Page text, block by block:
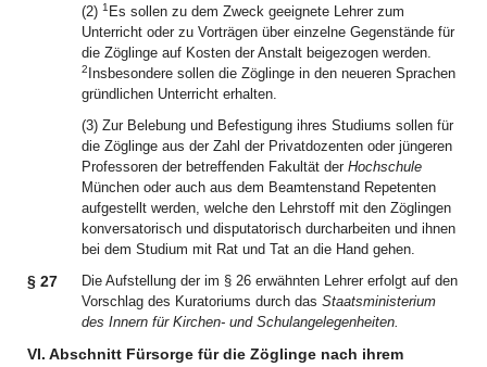
(2) 1 Es sollen zu dem Zweck geeignete Lehrer zum
Unterricht oder zu Vorträgen über einzelne Gegenstände für
die Zöglinge auf Kosten der Anstalt beigezogen werden.
2 Insbesondere sollen die Zöglinge in den neueren Sprachen
gründlichen Unterricht erhalten.
(3) Zur Belebung und Befestigung ihres Studiums sollen für
die Zöglinge aus der Zahl der Privatdozenten oder jüngeren
Professoren der betreffenden Fakultät der Hochschule
München oder auch aus dem Beamtenstand Repetenten
aufgestellt werden, welche den Lehrstoff mit den Zöglingen
konversatorisch und disputatorisch durcharbeiten und ihnen
bei dem Studium mit Rat und Tat an die Hand gehen.
§ 27
Die Aufstellung der im § 26 erwähnten Lehrer erfolgt auf den
Vorschlag des Kuratoriums durch das Staatsministerium
des Innern für Kirchen- und Schulangelegenheiten.
VI. Abschnitt Fürsorge für die Zöglinge nach ihrem